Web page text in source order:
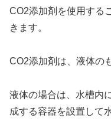
CO2添加剤を使用する
きます。
CO2添加剤は、液体の
液体の場合は、水槽内
成する容器を設置して